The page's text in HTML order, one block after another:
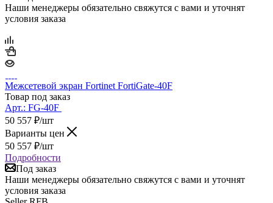
Наши менеджеры обязательно свяжутся с вами и уточнят
условия заказа
Межсетевой экран Fortinet FortiGate-40F
Товар под заказ
Арт.: FG-40F
50 557 ₽/шт
Варианты цен
50 557 ₽/шт
Подробности
Под заказ
Наши менеджеры обязательно свяжутся с вами и уточнят
условия заказа